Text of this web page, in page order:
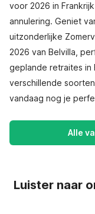
voor 2026 in
annulering. Geniet
uitzonderlijke
2026 van Belvilla,
geplande retraites in
verschillende
vandaag nog je
Alle
Luister naar